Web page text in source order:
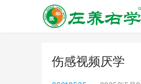
伤感视频厌学